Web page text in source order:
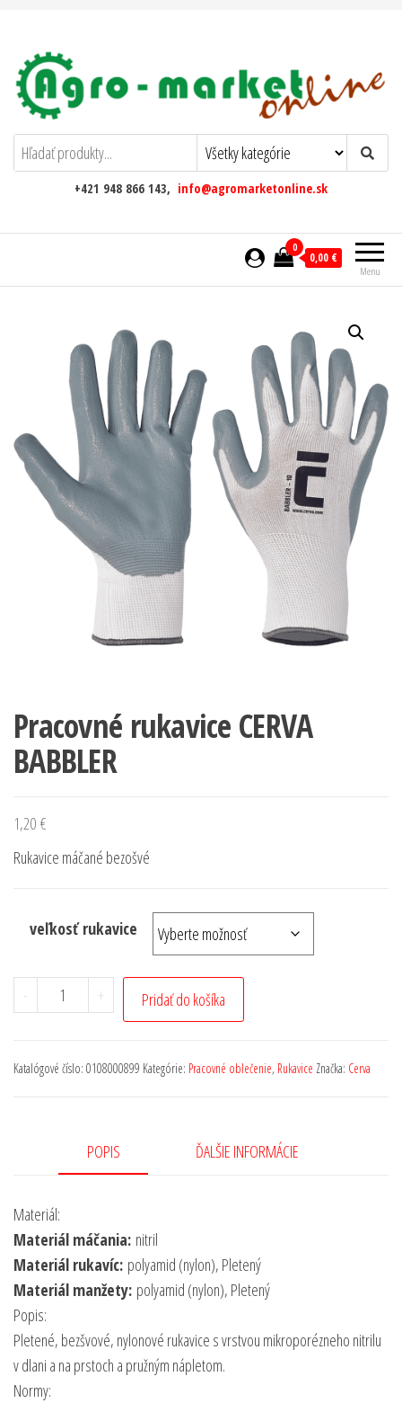
AgromarketOnline
+421 948 866 143, info@agromarketonline.sk
Menu
0
0,00 €
Pracovné rukavice CERVA
BABBLER
1,20 €
Rukavice máčané bezošvé
veľkosť rukavice
- + Pridať do košíka
Katalógové číslo: 0108000899 Kategórie: Pracovné oblečenie, Rukavice Značka: Cerva
POPIS ĎALŠIE INFORMÁCIE
Materiál:
Materiál máčania: nitril
Materiál rukavíc: polyamid (nylon), Pletený
Materiál manžety: polyamid (nylon), Pletený
Popis:
Pletené, bezšvové, nylonové rukavice s vrstvou mikroporézneho nitrilu
v dlani a na prstoch a pružným nápletom.
Normy: